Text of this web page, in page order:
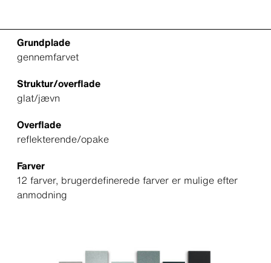
Grundplade
gennemfarvet
Struktur/overflade
glat/jævn
Overflade
reflekterende/opake
Farver
12 farver, brugerdefinerede farver er mulige efter
anmodning